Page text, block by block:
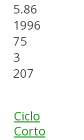
5.86
1996
75
3
207
Ciclo
Corto